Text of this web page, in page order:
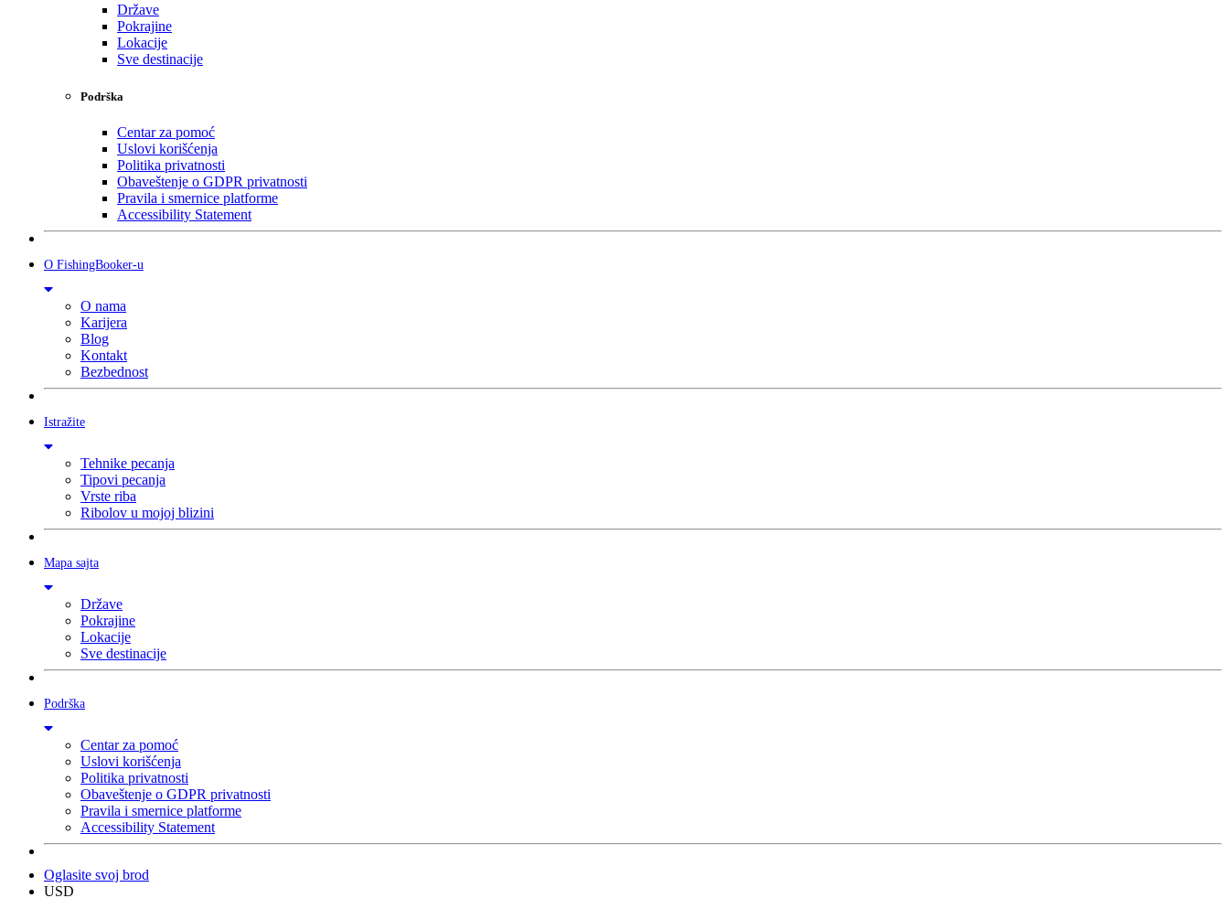
Države
Pokrajine
Lokacije
Sve destinacije
Podrška
Centar za pomoć
Uslovi korišćenja
Politika privatnosti
Obaveštenje o GDPR privatnosti
Pravila i smernice platforme
Accessibility Statement
O FishingBooker-u
O nama
Karijera
Blog
Kontakt
Bezbednost
Istražite
Tehnike pecanja
Tipovi pecanja
Vrste riba
Ribolov u mojoj blizini
Mapa sajta
Države
Pokrajine
Lokacije
Sve destinacije
Podrška
Centar za pomoć
Uslovi korišćenja
Politika privatnosti
Obaveštenje o GDPR privatnosti
Pravila i smernice platforme
Accessibility Statement
Oglasite svoj brod
USD